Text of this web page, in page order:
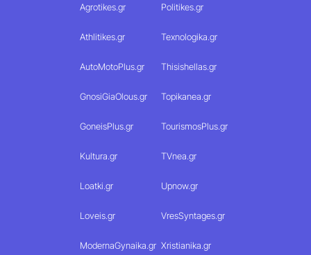
Agrotikes.gr Politikes.gr
Athlitikes.gr Texnologika.gr
AutoMotoPlus.gr Thisishellas.gr
GnosiGiaOlous.gr Topikanea.gr
GoneisPlus.gr TourismosPlus.gr
Kultura.gr TVnea.gr
Loatki.gr Upnow.gr
Loveis.gr VresSyntages.gr
ModernaGynaika.gr Xristianika.gr